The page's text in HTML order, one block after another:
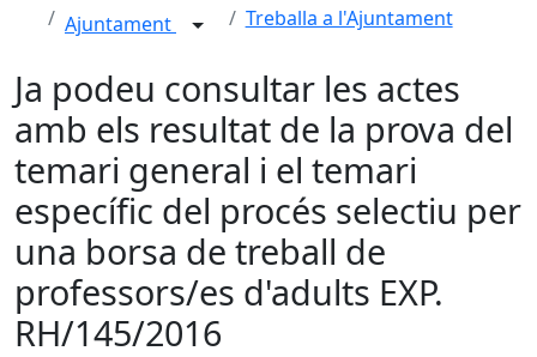
Ajuntament Treballa a l'Ajuntament
Ja podeu consultar les actes
amb els resultat de la prova del
temari general i el temari
específic del procés selectiu per
una borsa de treball de
professors/es d'adults EXP.
RH/145/2016